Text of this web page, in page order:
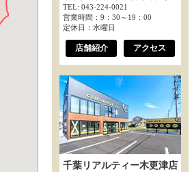
TEL: 043-224-0021
営業時間：9：30～19：00
定休日：水曜日
店舗紹介 アクセス
千葉リアルティー木更津店